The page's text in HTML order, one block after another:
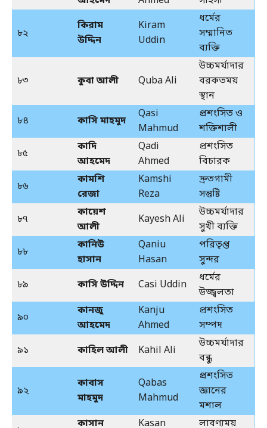
৮২
কিরাম
উদ্দিন
Kiram
Uddin
ধর্মের
সম্মানিত
ব্যক্তি
৮৩ কুবা আলী Quba Ali
উচ্চমর্যাদার
বরকতময়
স্থান
৮৪
কাসি মাহমুদ
Qasi
Mahmud
প্রশংসিত ও
শক্তিশালী
৮৫
কাদি
আহমেদ
Qadi
Ahmed
প্রশংসিত
বিচারক
৮৬
কামশি
রেজা
Kamshi
Reza
দ্রুতগামী
সন্তুষ্টি
৮৭
কায়েশ
আলী
Kayesh Ali
উচ্চমর্যাদার
সুখী ব্যক্তি
৮৮
কানিউ
হাসান
Qaniu
Hasan
পরিতৃপ্ত
সুন্দর
৮৯
কাসি উদ্দিন Casi Uddin
ধর্মের
উজ্জ্বলতা
৯০
কানজু
আহমেদ
Kanju
Ahmed
প্রশংসিত
সম্পদ
৯১
কাহিল আলী Kahil Ali
উচ্চমর্যাদার
বন্ধু
৯২
কাবাস
মাহমুদ
Qabas
Mahmud
প্রশংসিত
জ্ঞানের
মশাল
কাসান Kasan লাবণ্যময়